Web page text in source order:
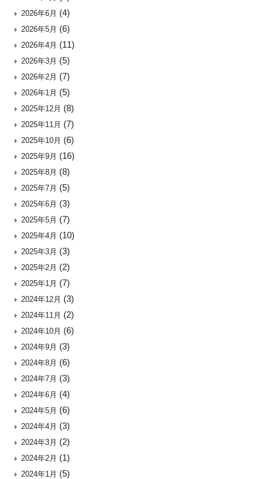
2026年6月 (4)
2026年5月 (6)
2026年4月 (11)
2026年3月 (5)
2026年2月 (7)
2026年1月 (5)
2025年12月 (8)
2025年11月 (7)
2025年10月 (6)
2025年9月 (16)
2025年8月 (8)
2025年7月 (5)
2025年6月 (3)
2025年5月 (7)
2025年4月 (10)
2025年3月 (3)
2025年2月 (2)
2025年1月 (7)
2024年12月 (3)
2024年11月 (2)
2024年10月 (6)
2024年9月 (3)
2024年8月 (6)
2024年7月 (3)
2024年6月 (4)
2024年5月 (6)
2024年4月 (3)
2024年3月 (2)
2024年2月 (1)
2024年1月 (5)